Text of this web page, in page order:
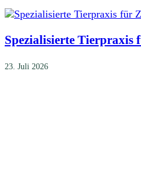
Spezialisierte Tierpraxis
23. Juli 2026